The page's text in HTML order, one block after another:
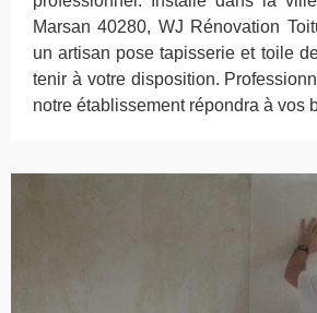
Marsan 40280, WJ Rénovation
un artisan pose tapisserie et toile
tenir à votre disposition.
notre établissement répondra à vos